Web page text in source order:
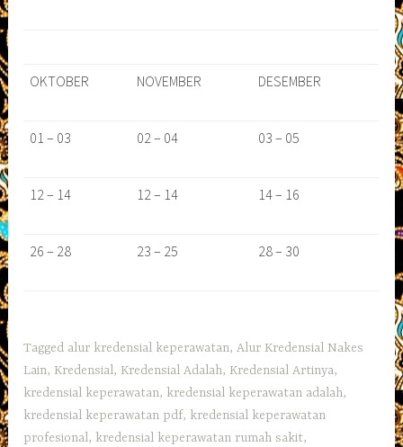
OKTOBER NOVEMBER DESEMBER
01 – 03 02 – 04 03 – 05
12 – 14 12 – 14 14 – 16
26 – 28 23 – 25 28 – 30
Tagged alur kredensial keperawatan,Alur Kredensial Nakes
Lain, Kredensial, Kredensial Adalah, Kredensial Artinya,
kredensial keperawatan, kredensial keperawatan adalah,
kredensial keperawatan pdf, kredensial keperawatan
profesional, kredensial keperawatan rumah sakit,